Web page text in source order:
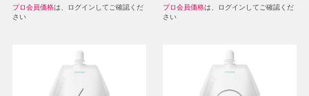
プロ会員価格は、ログインしてご確認くだ
さい
プロ会員価格は、ログインしてご確認くだ
さい